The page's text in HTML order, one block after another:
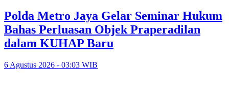
Polda Metro Jaya Gelar Seminar Hukum
Bahas Perluasan Objek Praperadilan
dalam KUHAP Baru
6 Agustus 2026 - 03:03 WIB